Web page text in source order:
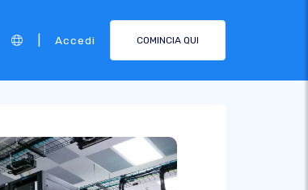
Accedi COMINCIA QUI